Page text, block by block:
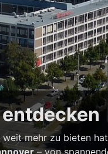
mehr zu bieten